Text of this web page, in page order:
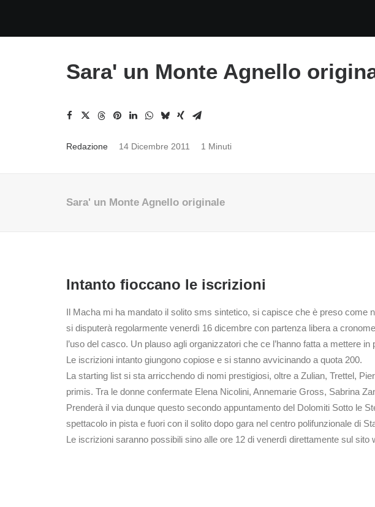
Sara' un Monte Agnello
Redazione 14 Dicembre 2011 1 Minuti
Sara' un Monte Agnello originale
Intanto fioccano le iscrizioni
Il Macha mi ha mandato il solito sms sintetico, si capisce che è preso come
si disputerà regolarmente venerdì 16 dicembre con partenza libera a
l’uso del casco. Un plauso agli organizzatori che ce l’hanno fatta a mettere in
Le iscrizioni intanto giungono copiose e si stanno avvicinando a quota 200.
La starting list si sta arricchendo di nomi prestigiosi, oltre a Zulian, Trettel,
primis. Tra le donne confermate Elena Nicolini, Annemarie Gross, Sabrina
Prenderà il via dunque questo secondo appuntamento del Dolomiti Sotto le
spettacolo in pista e fuori con il solito dopo gara nel centro polifunzionale di
Le iscrizioni saranno possibili sino alle ore 12 di venerdì direttamente sul sito